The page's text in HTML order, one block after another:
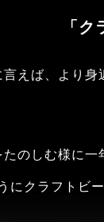
「
言えば、より身
たのしむ様に一
にクラフトビ